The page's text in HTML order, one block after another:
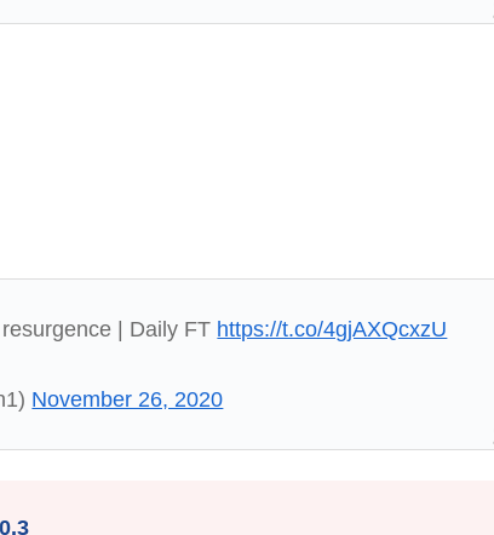
| Daily FT https://t.co/4gjAXQcxzU
November 26, 2020